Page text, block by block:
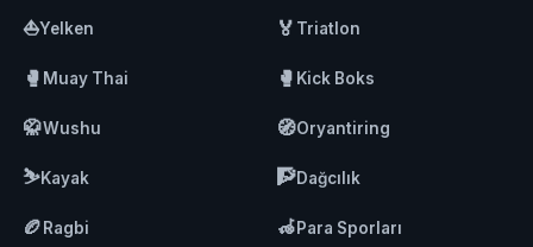
⛵Yelken 🏅 Triatlon
🥊 Muay Thai 🥊 Kick Boks
🥋Wushu 🧭Oryantiring
⛷️Kayak 🧗Dağcılık
🏉 Ragbi 🦽Para Sporları